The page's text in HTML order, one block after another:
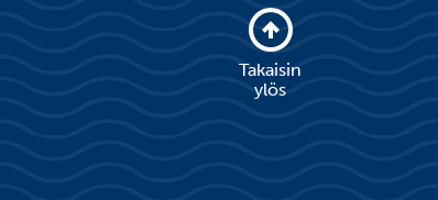
Takaisin
ylös